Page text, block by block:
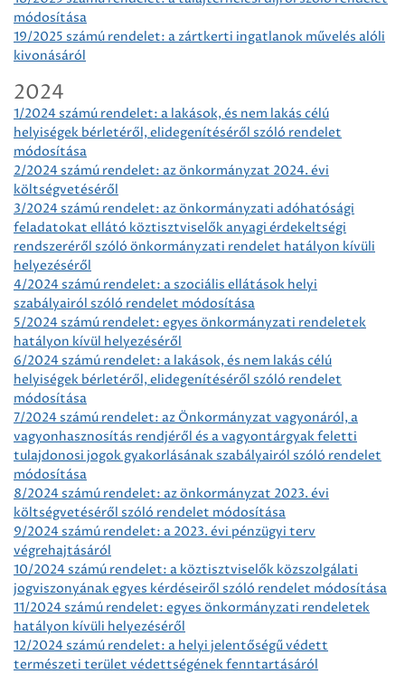
módosítása
19/2025 számú rendelet: a zártkerti ingatlanok művelés alóli
kivonásáról
2024
1/2024 számú rendelet: a lakások, és nem lakás célú
helyiségek bérletéről, elidegenítéséről szóló rendelet
módosítása
2/2024 számú rendelet: az önkormányzat 2024. évi
költségvetéséről
3/2024 számú rendelet: az önkormányzati adóhatósági
feladatokat ellátó köztisztviselők anyagi érdekeltségi
rendszeréről szóló önkormányzati rendelet hatályon kívüli
helyezéséről
4/2024 számú rendelet: a szociális ellátások helyi
szabályairól szóló rendelet módosítása
5/2024 számú rendelet: egyes önkormányzati rendeletek
hatályon kívül helyezéséről
6/2024 számú rendelet: a lakások, és nem lakás célú
helyiségek bérletéről, elidegenítéséről szóló rendelet
módosítása
7/2024 számú rendelet: az Önkormányzat vagyonáról, a
vagyonhasznosítás rendjéről és a vagyontárgyak feletti
tulajdonosi jogok gyakorlásának szabályairól szóló rendelet
módosítása
8/2024 számú rendelet: az önkormányzat 2023. évi
költségvetéséről szóló rendelet módosítása
9/2024 számú rendelet: a 2023. évi pénzügyi terv
végrehajtásáról
10/2024 számú rendelet: a köztisztviselők közszolgálati
jogviszonyának egyes kérdéseiről szóló rendelet módosítása
11/2024 számú rendelet: egyes önkormányzati rendeletek
hatályon kívüli helyezéséről
12/2024 számú rendelet: a helyi jelentőségű védett
természeti terület védettségének fenntartásáról